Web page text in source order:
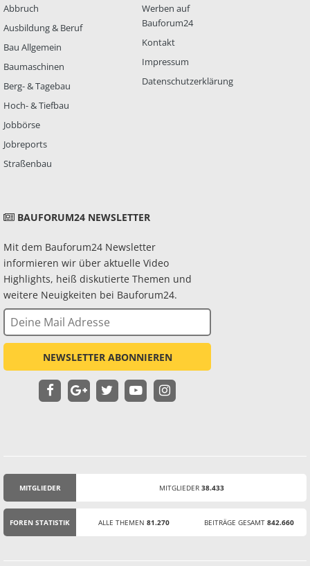
Abbruch
Ausbildung & Beruf
Bau Allgemein
Baumaschinen
Berg- & Tagebau
Hoch- & Tiefbau
Jobbörse
Jobreports
Straßenbau
Werben auf
Bauforum24
Kontakt
Impressum
Datenschutzerklärung
BAUFORUM24 NEWSLETTER
Mit dem Bauforum24 Newsletter
informieren wir über aktuelle Video
Highlights, heiß diskutierte Themen und
weitere Neuigkeiten bei Bauforum24.
NEWSLETTER ABONNIEREN
MITGLIEDER MITGLIEDER 38.433
FOREN STATISTIK ALLE THEMEN 81.270 BEITRÄGE GESAMT 842.660